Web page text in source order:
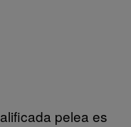
pelea es